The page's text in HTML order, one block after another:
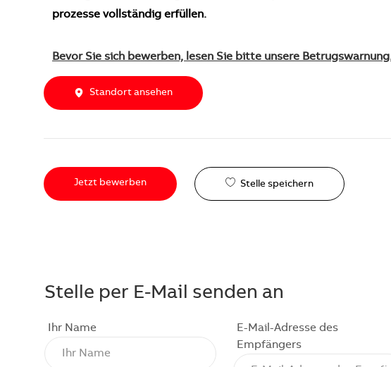
prozesse vollständig erfüllen.
Bevor Sie sich bewerben, lesen Sie bitte unsere
Standort ansehen
Jetzt bewerben Stelle speichern
Stelle per E-Mail senden an
Ihr Name
E-Mail-Adresse des
Empfängers